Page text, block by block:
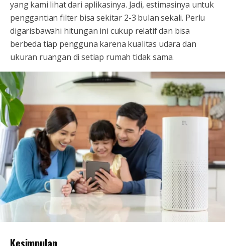
yang kami lihat dari aplikasinya. Jadi, estimasinya untuk
penggantian filter bisa sekitar 2-3 bulan sekali. Perlu
digarisbawahi hitungan ini cukup relatif dan bisa
berbeda tiap pengguna karena kualitas udara dan
ukuran ruangan di setiap rumah tidak sama.